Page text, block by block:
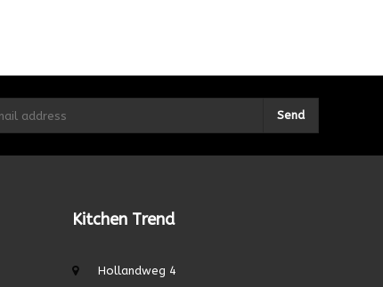
Send
Kitchen Trend
Hollandweg 4